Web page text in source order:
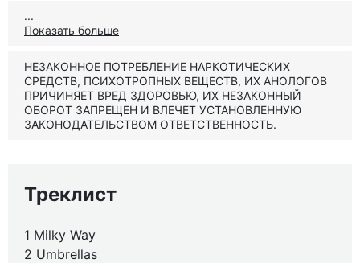
...
Показать больше
НЕЗАКОННОЕ ПОТРЕБЛЕНИЕ НАРКОТИЧЕСКИХ
СРЕДСТВ, ПСИХОТРОПНЫХ ВЕЩЕСТВ, ИХ АНОЛОГОВ
ПРИЧИНЯЕТ ВРЕД ЗДОРОВЬЮ, ИХ НЕЗАКОННЫЙ
ОБОРОТ ЗАПРЕЩЕН И ВЛЕЧЕТ УСТАНОВЛЕННУЮ
ЗАКОНОДАТЕЛЬСТВОМ ОТВЕТСТВЕННОСТЬ.
Треклист
1 Milky Way
2 Umbrellas